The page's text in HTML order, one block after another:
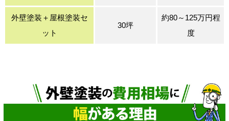
外壁塗装＋屋根塗装セ
ット
30坪
約80～125万円程
度